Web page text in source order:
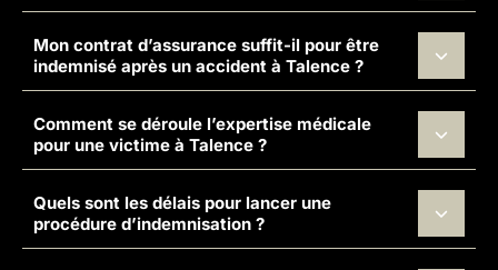
Mon contrat d’assurance suffit-il pour être
indemnisé après un accident à Talence ?
Comment se déroule l’expertise médicale
pour une victime à Talence ?
Quels sont les délais pour lancer une
procédure d’indemnisation ?